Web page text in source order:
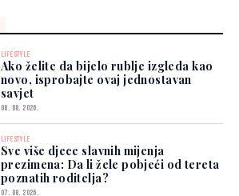
LIFESTYLE
Ako želite da bijelo rublje izgleda kao
novo, isprobajte ovaj jednostavan
savjet
08. 08. 2026.
LIFESTYLE
Sve više djece slavnih mijenja
prezimena: Da li žele pobjeći od tereta
poznatih roditelja?
07. 08. 2026.